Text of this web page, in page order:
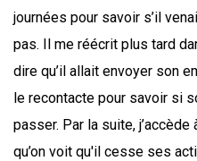
journées pour savoir s’il
pas. Il me réécrit plus tard
dire qu’il allait envoyer son
le recontacte pour savoir si
passer. Par la suite,
qu’on voit qu'il cesse ses